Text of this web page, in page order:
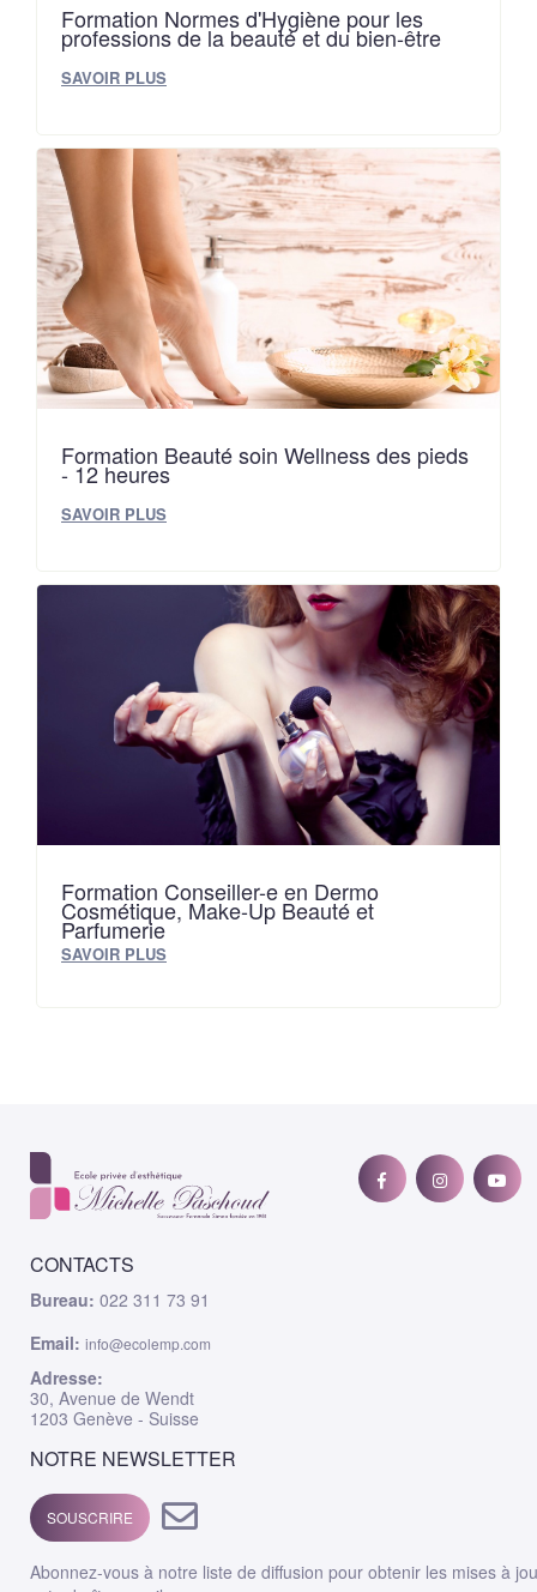
Formation Normes d'Hygiène pour les
professions de la beauté et du bien-être
SAVOIR PLUS
Formation Beauté soin Wellness des pieds
- 12 heures
SAVOIR PLUS
Formation Conseiller-e en Dermo
Cosmétique, Make-Up Beauté et
Parfumerie
SAVOIR PLUS
CONTACTS
Bureau: 022 311 73 91
Email: info@ecolemp.com
Adresse:
30, Avenue de Wendt
1203 Genève - Suisse
NOTRE NEWSLETTER
SOUSCRIRE
Abonnez-vous à notre liste de diffusion pour obtenir les mises à